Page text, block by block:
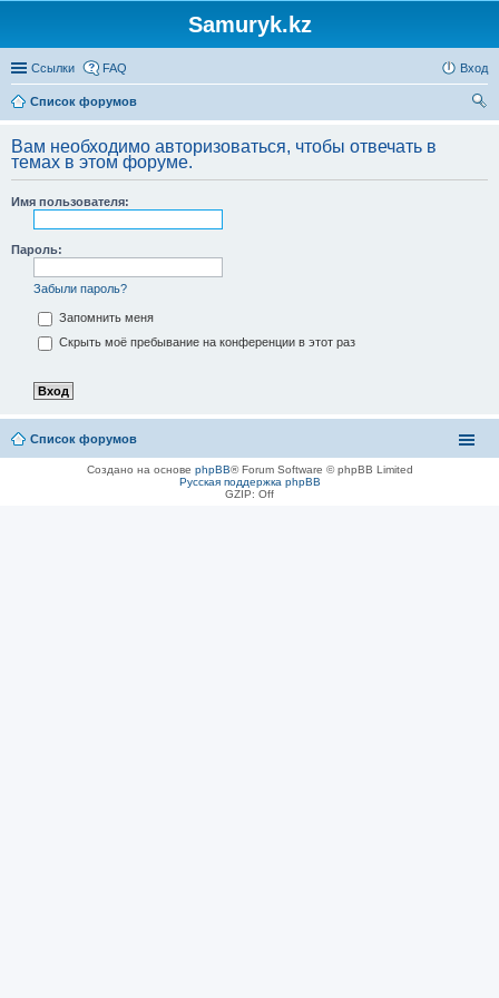
Samuryk.kz
Ссылки FAQ Вход
Список форумов
Вам необходимо авторизоваться, чтобы отвечать в
темах в этом форуме.
Имя пользователя:
Пароль:
Забыли пароль?
Запомнить меня
Скрыть моё пребывание на конференции в этот раз
Список форумов
Создано на основе phpBB® Forum Software © phpBB Limited
Русская поддержка phpBB
GZIP: Off